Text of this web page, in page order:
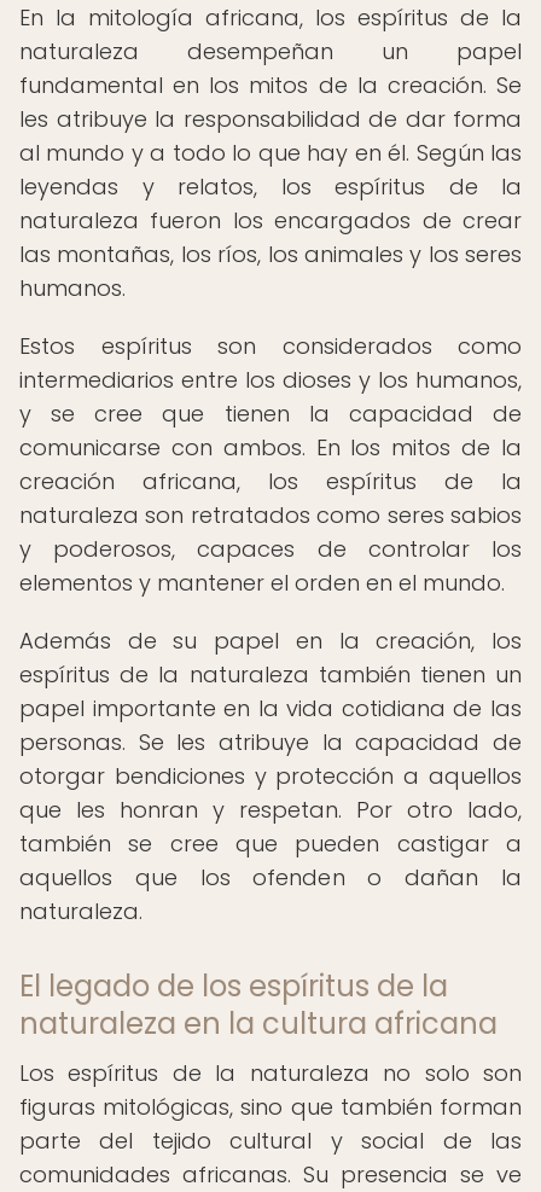
En la mitología africana, los espíritus de la
naturaleza desempeñan un papel
fundamental en los mitos de la creación. Se
les atribuye la responsabilidad de dar forma
al mundo y a todo lo que hay en él. Según las
leyendas y relatos, los espíritus de la
naturaleza fueron los encargados de crear
las montañas, los ríos, los animales y los seres
humanos.
Estos espíritus son considerados como
intermediarios entre los dioses y los humanos,
y se cree que tienen la capacidad de
comunicarse con ambos. En los mitos de la
creación africana, los espíritus de la
naturaleza son retratados como seres sabios
y poderosos, capaces de controlar los
elementos y mantener el orden en el mundo.
Además de su papel en la creación, los
espíritus de la naturaleza también tienen un
papel importante en la vida cotidiana de las
personas. Se les atribuye la capacidad de
otorgar bendiciones y protección a aquellos
que les honran y respetan. Por otro lado,
también se cree que pueden castigar a
aquellos que los ofenden o dañan la
naturaleza.
El legado de los espíritus de la
naturaleza en la cultura africana
Los espíritus de la naturaleza no solo son
figuras mitológicas, sino que también forman
parte del tejido cultural y social de las
comunidades africanas. Su presencia se ve